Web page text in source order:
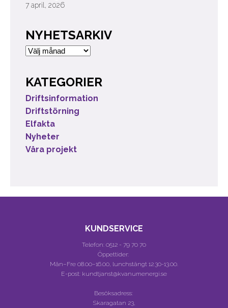
7 april, 2026
NYHETSARKIV
Nyhetsarkiv
KATEGORIER
Driftsinformation
Driftstörning
Elfakta
Nyheter
Våra projekt
KUNDSERVICE
Telefon: 0512 - 79 70 70
Öppettider:
Mån–Fre 08.00–16.00, lunchstängt 12.30-13.00.
E-post: kundtjanst@kvanumenergi.se
Besöksadress:
Skaragatan 23,